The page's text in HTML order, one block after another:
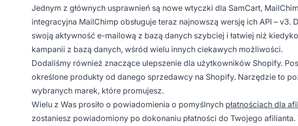
Jednym z głównych usprawnień są nowe wtyczki dla SamCart,
integracyjna MailChimp obsługuje teraz najnowszą wersję ich API –
swoją aktywność e-mailową z bazą danych szybciej i łatwiej niż
kampanii z bazą danych, wśród wielu innych ciekawych możliwości.
Dodaliśmy również znaczące ulepszenie dla użytkowników Shopify.
określone produkty od danego sprzedawcy na Shopify. Narzędzie to
wybranych marek, które promujesz.
Wielu z Was prosiło o powiadomienia o pomyślnych płatnościach dla
zostaniesz powiadomiony po dokonaniu płatności do Twojego